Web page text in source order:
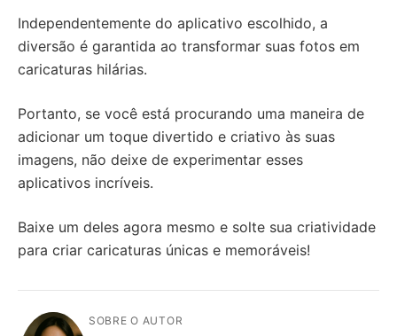
Independentemente do aplicativo escolhido, a
diversão é garantida ao transformar suas fotos em
caricaturas hilárias.
Portanto, se você está procurando uma maneira de
adicionar um toque divertido e criativo às suas
imagens, não deixe de experimentar esses
aplicativos incríveis.
Baixe um deles agora mesmo e solte sua criatividade
para criar caricaturas únicas e memoráveis!
SOBRE O AUTOR